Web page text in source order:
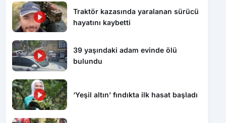
Traktör kazasında yaralanan sürücü
hayatını kaybetti
39 yaşındaki adam evinde ölü
bulundu
‘Yeşil altın’ fındıkta ilk hasat başladı